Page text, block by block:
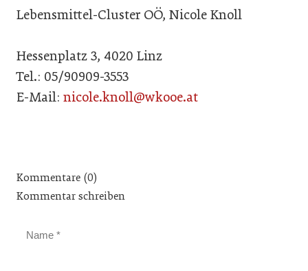
Lebensmittel-Cluster OÖ, Nicole Knoll
Hessenplatz 3, 4020 Linz
Tel.: 05/90909-3553
E-Mail: nicole.knoll@wkooe.at
Kommentare (0)
Kommentar schreiben